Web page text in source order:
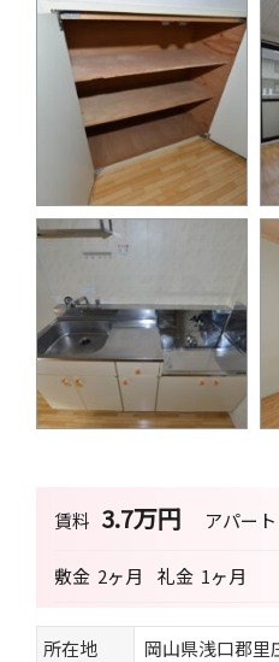
賃料 3.7万円 アパート
敷金 2ヶ月 礼金 1ヶ月
所在地
岡山県浅口郡